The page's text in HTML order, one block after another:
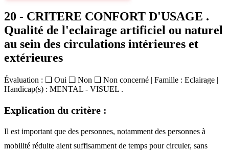
20 - CRITERE CONFORT D'USAGE .
Qualité de l'eclairage artificiel ou naturel
au sein des circulations intérieures et
extérieures
Évaluation : ❏ Oui ❏ Non ❏ Non concerné | Famille : Eclairage |
Handicap(s) : MENTAL - VISUEL .
Explication du critère :
Il est important que des personnes, notamment des personnes à
mobilité réduite aient suffisamment de temps pour circuler, sans